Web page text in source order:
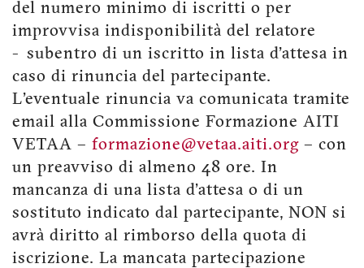
del numero minimo di iscritti o per
improvvisa indisponibilità del relatore
- subentro di un iscritto in lista d'attesa in
caso di rinuncia del partecipante.
L'eventuale rinuncia va comunicata tramite
email alla Commissione Formazione AITI
VETAA – formazione@vetaa.aiti.org – con
un preavviso di almeno 48 ore. In
mancanza di una lista d'attesa o di un
sostituto indicato dal partecipante, NON si
avrà diritto al rimborso della quota di
iscrizione. La mancata partecipazione